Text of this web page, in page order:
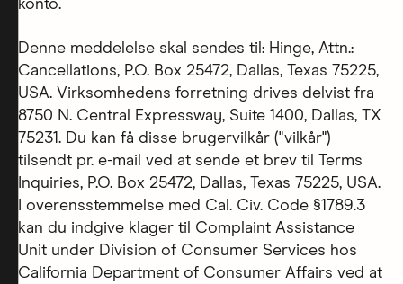
konto.
Denne meddelelse skal sendes til: Hinge, Attn.:
Cancellations, P.O. Box 25472, Dallas, Texas 75225,
USA. Virksomhedens forretning drives delvist fra
8750 N. Central Expressway, Suite 1400, Dallas, TX
75231. Du kan få disse brugervilkår ("vilkår")
tilsendt pr. e-mail ved at sende et brev til Terms
Inquiries, P.O. Box 25472, Dallas, Texas 75225, USA.
I overensstemmelse med Cal. Civ. Code §1789.3
kan du indgive klager til Complaint Assistance
Unit under Division of Consumer Services hos
California Department of Consumer Affairs ved at